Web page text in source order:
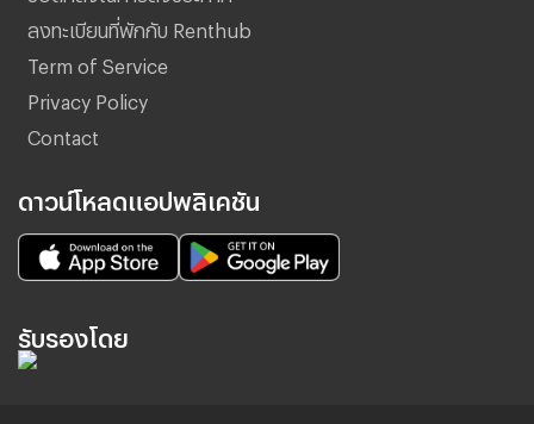
ลงทะเบียนที่พักกับ Renthub
Term of Service
Privacy Policy
Contact
ดาวน์โหลดแอปพลิเคชัน
รับรองโดย